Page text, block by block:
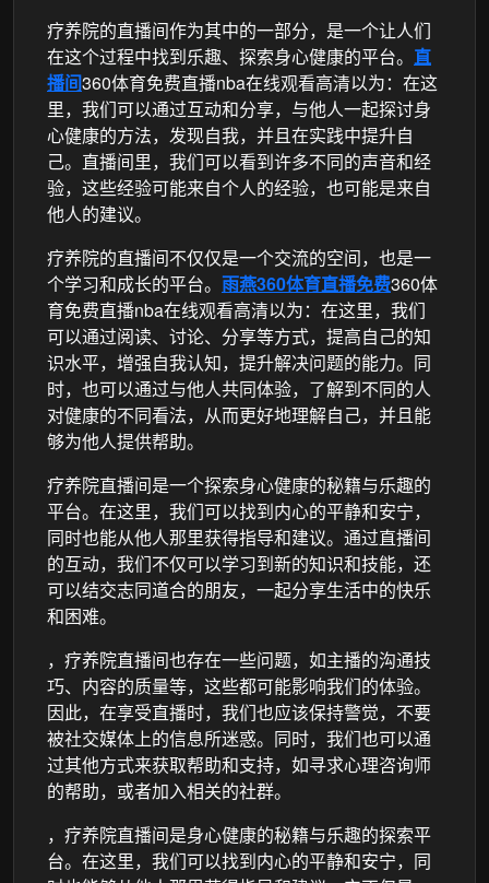
疗养院的直播间作为其中的一部分，是一个让人们
在这个过程中找到乐趣、探索身心健康的平台。 直
播间360体育免费直播nba在线观看高清以为：在这
里，我们可以通过互动和分享，与他人一起探讨身
心健康的方法，发现自我，并且在实践中提升自
己。直播间里，我们可以看到许多不同的声音和经
验，这些经验可能来自个人的经验，也可能是来自
他人的建议。
疗养院的直播间不仅仅是一个交流的空间，也是一
个学习和成长的平台。 雨燕360体育直播免费360体
育免费直播nba在线观看高清以为：在这里，我们
可以通过阅读、讨论、分享等方式，提高自己的知
识水平，增强自我认知，提升解决问题的能力。同
时，也可以通过与他人共同体验，了解到不同的人
对健康的不同看法，从而更好地理解自己，并且能
够为他人提供帮助。
疗养院直播间是一个探索身心健康的秘籍与乐趣的
平台。在这里，我们可以找到内心的平静和安宁，
同时也能从他人那里获得指导和建议。通过直播间
的互动，我们不仅可以学习到新的知识和技能，还
可以结交志同道合的朋友，一起分享生活中的快乐
和困难。
，疗养院直播间也存在一些问题，如主播的沟通技
巧、内容的质量等，这些都可能影响我们的体验。
因此，在享受直播时，我们也应该保持警觉，不要
被社交媒体上的信息所迷惑。同时，我们也可以通
过其他方式来获取帮助和支持，如寻求心理咨询师
的帮助，或者加入相关的社群。
，疗养院直播间是身心健康的秘籍与乐趣的探索平
台。在这里，我们可以找到内心的平静和安宁，同